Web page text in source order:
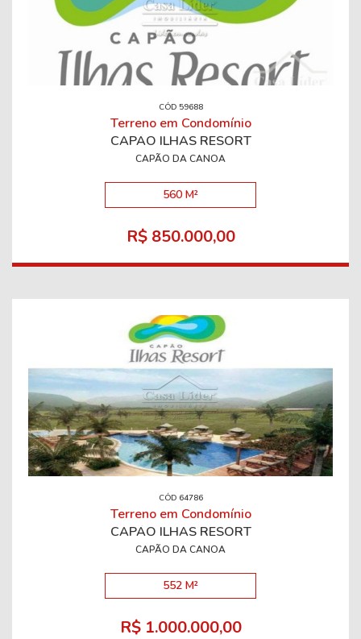
CÓD 59688
Terreno em Condomínio
CAPÃO ILHAS RESORT
CAPÃO DA CANOA
560 M²
R$ 850.000,00
CÓD 64786
Terreno em Condomínio
CAPÃO ILHAS RESORT
CAPÃO DA CANOA
552 M²
R$ 1.000.000,00